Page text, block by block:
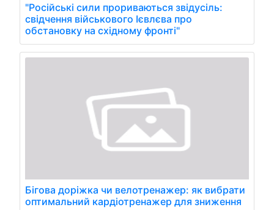
"Російські сили прориваються звідусіль:
свідчення військового Ієвлєва про
обстановку на східному фронті"
Бігова доріжка чи велотренажер: як вибрати
оптимальний кардіотренажер для зниження